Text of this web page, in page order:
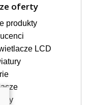
za
znać
zdjęcie
MOŻE SIĘ
oferty
produkty
LCD